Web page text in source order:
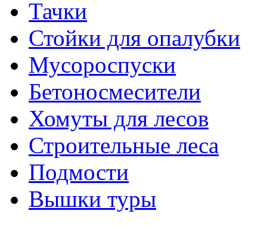
Тачки
Стойки для опалубки
Мусороспуски
Бетоносмесители
Хомуты для лесов
Строительные леса
Подмости
Вышки туры